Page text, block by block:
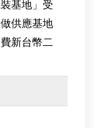
基地」受
供應基地
新台幣二